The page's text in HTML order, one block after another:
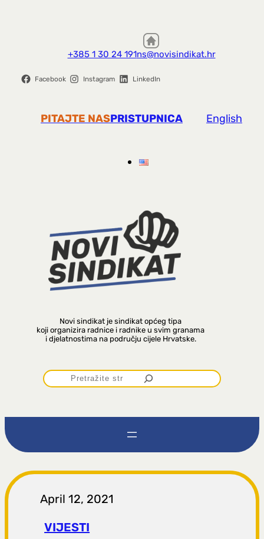
+385 1 30 24 191ns@novisindikat.hr
Facebook Instagram LinkedIn
PITAJTE NASPRISTUPNICA English
Novi sindikat je sindikat općeg tipa
koji organizira radnice i radnike u svim granama
i djelatnostima na području cijele Hrvatske.
P
r
t
r
a
April 12, 2021
VIJESTI